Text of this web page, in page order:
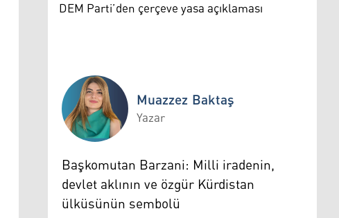
DEM Parti’den çerçeve yasa açıklaması
Muazzez Baktaş
Muazzez Baktaş
Yazar
Başkomutan Barzani: Milli iradenin,
devlet aklının ve özgür Kürdistan
ülküsünün sembolü